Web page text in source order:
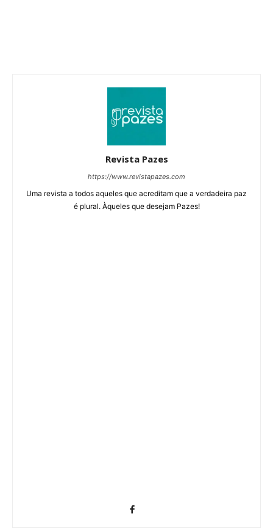
Revista Pazes
https://www.revistapazes.com
Uma revista a todos aqueles que acreditam que a verdadeira paz
é plural. Àqueles que desejam Pazes!